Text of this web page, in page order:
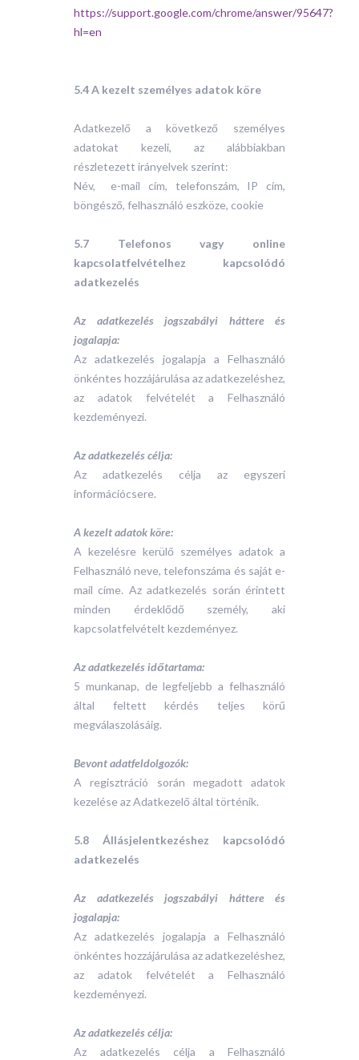
https://support.google.com/chrome/answer/95647?
hl=en
5.4 A kezelt személyes adatok köre
Adatkezelő a következő személyes
adatokat kezeli, az alábbiakban
részletezett irányelvek szerint:
Név, e-mail cím, telefonszám, IP cím,
böngésző, felhasználó eszköze, cookie
5.7 Telefonos vagy online
kapcsolatfelvételhez kapcsolódó
adatkezelés
Az adatkezelés jogszabályi háttere és
jogalapja:
Az adatkezelés jogalapja a Felhasználó
önkéntes hozzájárulása az adatkezeléshez,
az adatok felvételét a Felhasználó
kezdeményezi.
Az adatkezelés célja:
Az adatkezelés célja az egyszeri
információcsere.
A kezelt adatok köre:
A kezelésre kerülő személyes adatok a
Felhasználó neve, telefonszáma és saját e-
mail címe. Az adatkezelés során érintett
minden érdeklődő személy, aki
kapcsolatfelvételt kezdeményez.
Az adatkezelés időtartama:
5 munkanap, de legfeljebb a felhasználó
által feltett kérdés teljes körű
megválaszolásáig.
Bevont adatfeldolgozók:
A regisztráció során megadott adatok
kezelése az Adatkezelő által történik.
5.8 Állásjelentkezéshez kapcsolódó
adatkezelés
Az adatkezelés jogszabályi háttere és
jogalapja:
Az adatkezelés jogalapja a Felhasználó
önkéntes hozzájárulása az adatkezeléshez,
az adatok felvételét a Felhasználó
kezdeményezi.
Az adatkezelés célja:
Az adatkezelés célja a Felhasználó